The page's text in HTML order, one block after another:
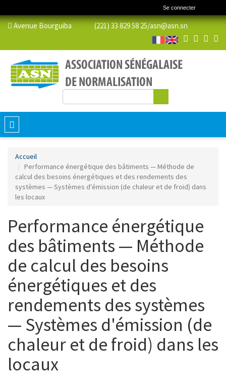
Se connecter
Avenue Bourguiba (221) 33 829 58 25/asn@asn.sn
Formulaire de recherche
Toggle
navigation
Accueil
Performance énergétique des bâtiments — Méthode de
calcul des besoins énergétiques et des rendements des
systèmes — Systèmes d'émission (de chaleur et de froid) dans
les locaux
Performance énergétique
des bâtiments — Méthode
de calcul des besoins
énergétiques et des
rendements des systèmes
— Systèmes d'émission (de
chaleur et de froid) dans les
locaux